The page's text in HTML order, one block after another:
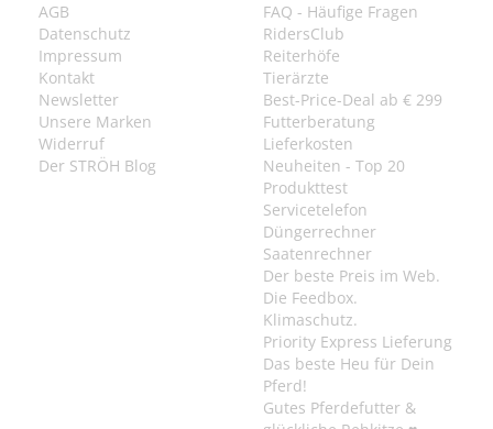
AGB
Datenschutz
Impressum
Kontakt
Newsletter
Unsere Marken
Widerruf
Der STRÖH Blog
FAQ - Häufige Fragen
RidersClub
Reiterhöfe
Tierärzte
Best-Price-Deal ab € 299
Futterberatung
Lieferkosten
Neuheiten - Top 20
Produkttest
Servicetelefon
Düngerrechner
Saatenrechner
Der beste Preis im Web.
Die Feedbox.
Klimaschutz.
Priority Express Lieferung
Das beste Heu für Dein
Pferd!
Gutes Pferdefutter &